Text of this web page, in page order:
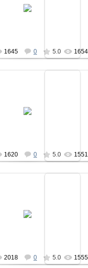
1645 0 5.0 1654
1620 0 5.0 1551
2018 0 5.0 1555